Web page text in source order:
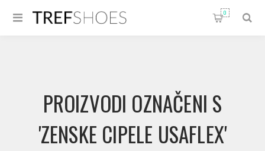
0
PROIZVODI OZNAČENI S
'ZENSKE CIPELE USAFLEX'